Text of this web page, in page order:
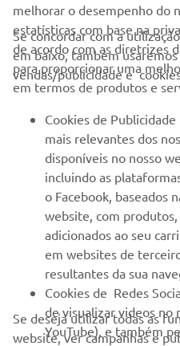
EMPRESA
MAIS YAMAHA
SERVIÇO E SUPORTE
NEWSLETTER
Seja o primeiro a saber das
novos lançamentos e muito mais
melhorar o desempenho do
estatísticas com base na
de acordo com as diretrizes
para proporcionar uma
em termos de produtos e
Se concordar com a
em baixo, também
vendas/publicidade e
Cookies de
mais relevantes dos
disponíveis no nosso
incluindo as
o Facebook, baseados
website, com
adicionados ao seu
em websites de
resultantes da sua
Cookies de Redes
de visualizar videos no
YouTube), e também
Se deseja utilizar todas as
website, ver campanhas e